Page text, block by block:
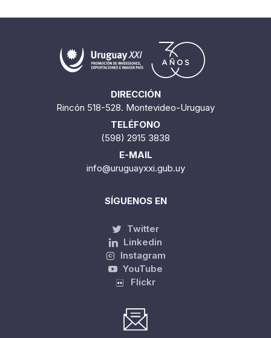
DIRECCIÓN
Rincón 518-528. Montevideo-Uruguay
TELÉFONO
(598) 2915 3838
E-MAIL
info@uruguayxxi.gub.uy
SÍGUENOS EN
Twitter
Linkedin
Instagram
YouTube
Flickr